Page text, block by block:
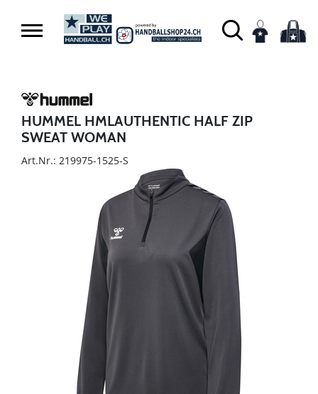
HUMMEL HMLAUTHENTIC HALF ZIP
SWEAT WOMAN
Art.Nr.: 219975-1525-S